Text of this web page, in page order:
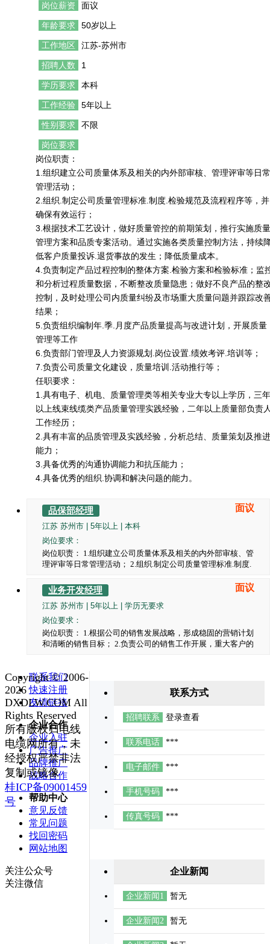
岗位薪资 面议
年龄要求 50岁以上
工作地区 江苏-苏州市
招聘人数 1
学历要求 本科
工作经验 5年以上
性别要求 不限
岗位要求
岗位职责：
1.组织建立公司质量体系及相关的内外部审核、管理评审等日常
管理活动；
2.组织.制定公司质量管理标准.制度.检验规范及流程程序等，并
确保有效运行；
3.根据技术工艺设计，做好质量管控的前期策划，推行实施质量
管理方案和品质专案活动。通过实施各类质量控制方法，持续
低客户质量投诉.退货事故的发生；降低质量成本。
4.负责制定产品过程控制的整体方案.检验方案和检验标准；监
和分析过程质量数据，不断整改质量隐患；做好不良产品的整
控制，及时处理公司内质量纠纷及市场重大质量问题并跟踪改
结果；
5.负责组织编制年.季.月度产品质量提高与改进计划，开展质量
管理等工作
6.负责部门管理及人力资源规划.岗位设置.绩效考评.培训等；
7.负责公司质量文化建设，质量培训.活动推行等；
任职要求：
1.具有电子、机电、质量管理类等相关专业大专以上学历，三年
以上线束线缆类产品质量管理实践经验，二年以上质量部负责
工作经历；
2.具有丰富的品质管理及实践经验，分析总结、质量策划及推进
能力；
3.具备优秀的沟通协调能力和抗压能力；
4.具备优秀的组织.协调和解决问题的能力。
面议
品保部经理
江苏 苏州市 | 5年以上 | 本科
岗位要求：
岗位职责： 1.组织建立公司质量体系及相关的内外部审核、管
理评审等日常管理活动； 2.组织.制定公司质量管理标准.制度.
计，做好质量管控的前期策划，推行实施质量管理方案和品质
专案活动。通过实施各类质量控制方法，持续降低客户质量投
诉.退货事故的发生；降低质量成本。 4.负责制定产品过程控
制的整体方案.检验方案和检验标准；监控和分析过程质量数
据，不断整改质量隐患；做好不良产品的整改控制，及时处理
公司内质量纠纷及市场重大质量问题并跟踪改善结果； 5.负责
组织编制年.季.月度产品质量提高与改进计划，开展质量管理
训等； 7.负责公司质量文化建设，质量培训.活动推行等； 任
职要求： 1.具有电子、机电、质量管理类等相关专业大专以上
学历，三年以上线束线缆类产品质量管理实践经验，二年以上
质量部负责人工作经历； 2.具有丰富的品质管理及实践经验，
分析总结、质量策划及推进能力； 3.具备优秀的沟通协调能力
和抗压能力； 4.具备优秀的组织.协调和解决问题的能力。
面议
业务开发经理
江苏 苏州市 | 5年以上 | 学历无要求
岗位要求：
岗位职责： 1.根据公司的销售发展战略，形成稳固的营销计划
和清晰的销售目标； 2.负责公司的销售工作开展，重大客户的
成销售计划及回款任务； 4.负责公司重大客户战略合作协议的
起草； 5.负责所辖销售过程中突发事件的处理和解决； 6.完成
公司领导授权处理的其他重要事项。 任职要求： 1.具有专科
及以上学历，五年以上电线电缆行业销售工作经历； 2.具备优
秀的领导能力，团队管理能力，良好的沟通协调能力和把握全
局的能力；具有强烈的责任心、事业心，具备独立解决问题的
能力及很强的抗压能力；有丰富的谈判技能和卓越的商务谈判
能力；具备敏锐的市场洞察能力和应变能力，良好的客户沟通
能力和文字表达能力； 3.具有大型企业服务经验，和相关人脉
资源。
联系方式
招聘联系 登录查看
联系电话 ***
电子邮件 ***
手机号码 ***
传真号码 ***
企业新闻
企业新闻1 暂无
企业新闻2 暂无
联系我们
快速注册
友情链接
企业合作
企业入驻
广告推广
品牌推广
战略合作
帮助中心
意见反馈
常见问题
找回密码
网站地图
关注公众号
关注微信
Copyright © 2006-
2026
DXDLW.COM All
Rights Reserved
所有版权归电线
电缆网所有，未
经授权严禁非法
复制或镜像
桂ICP备09001459
号